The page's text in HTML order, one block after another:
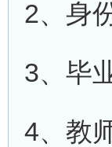
2、身
3、毕
4、教